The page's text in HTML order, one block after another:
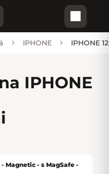
IPHONE IPHONE
IPHONE
- Magnetic - s MagSafe -